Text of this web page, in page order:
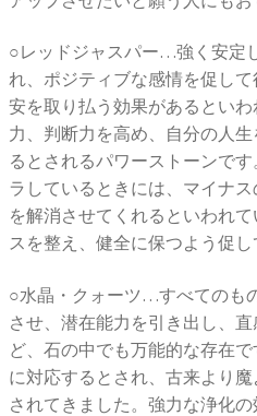
○レッドジャスパー…強く安定
れ、ポジティブな感情を促し
安を取り払う効果があるとい
力、判断力を高め、自分の人
るとされるパワーストーンで
ラしているときには、マイナ
を解消させてくれるといわれ
スを整え、健全に保つよう促し
○水晶・クォーツ…すべてのも
させ、潜在能力を引き出し、
ど、石の中でも万能的な存在
に対応するとされ、古来より
されてきました。強力な浄化